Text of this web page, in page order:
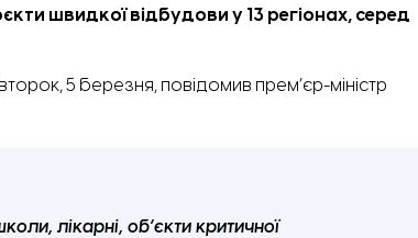
швидкої відбудови у 13 регіонах, серед
5 березня, повідомив прем’єр-міністр
лікарні, об’єкти критичної